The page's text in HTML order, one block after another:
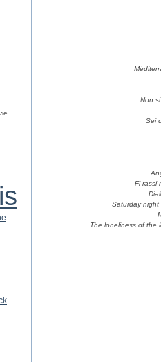
Non
Sei
Fi rassi
Saturday night
The loneliness of the